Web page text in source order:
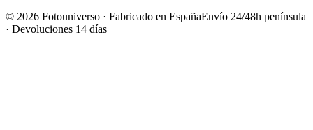
© 2026 Fotouniverso · Fabricado en EspañaEnvío 24/48h península
· Devoluciones 14 días